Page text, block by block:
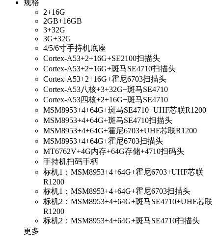
规格
2+16G
2GB+16GB
3+32G
3G+32G
4/5/6寸手持机底座
Cortex-A53+2+16G+SE2100扫描头
Cortex-A53+2+16G+斑马SE4710扫描头
Cortex-A53+2+16G+霍尼6703扫描头
Cortex-A53八核+3+32G+斑马SE4710
Cortex-A53四核+2+16G+斑马SE4710
MSM8953+4+64G+斑马SE4710+UHF芯联R1200
MSM8953+4+64G+斑马SE4710扫描头
MSM8953+4+64G+霍尼6703+UHF芯联R1200
MSM8953+4+64G+霍尼6703扫描头
MT6762V+4G内存+64G存储+4710扫码头
手持机扫码手柄
标机1：MSM8953+4+64G+霍尼6703+UHF芯联
R1200
标机1：MSM8953+4+64G+霍尼6703扫描头
标机2：MSM8953+4+64G+斑马SE4710+UHF芯联
R1200
标机2：MSM8953+4+64G+斑马SE4710扫描头
更多